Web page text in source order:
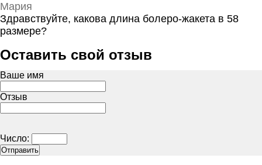
Мария
Здравствуйте, какова длина болеро-жакета в 58
размере?
Оставить свой отзыв
Ваше имя
Отзыв
Число: